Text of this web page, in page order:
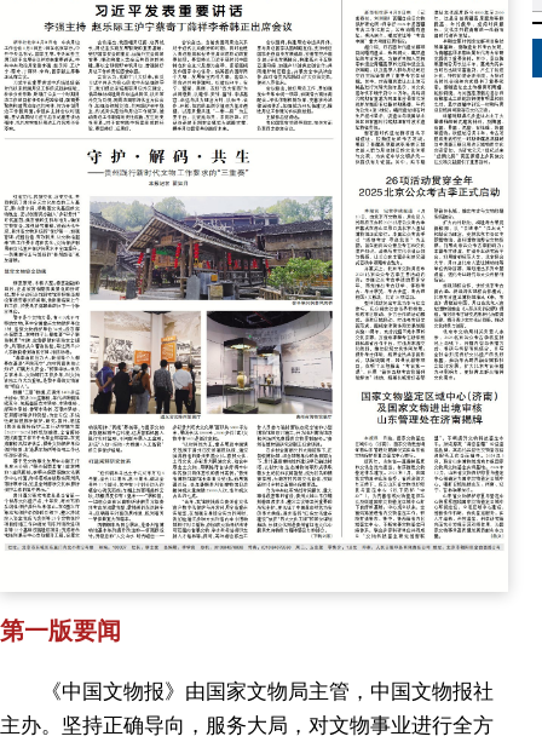
第一版要闻
《中国文物报》由国家文物局主管，中国文物报社
主办。坚持正确导向，服务大局，对文物事业进行全方